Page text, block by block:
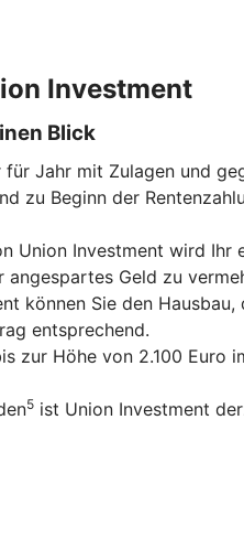
Investment
Blick
Jahr mit Zulagen und
zu Beginn der
Union Investment wird
Geld zu
können Sie den
entsprechend.
zur Höhe von 2.100 Euro
5 ist Union Investment